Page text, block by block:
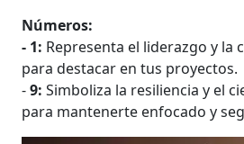
Números:
- 1: Representa el liderazgo y la
para destacar en tus proyectos.
-9: Simboliza la resiliencia y el
para mantenerte enfocado y